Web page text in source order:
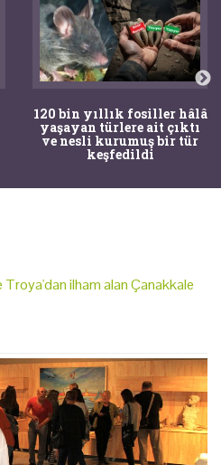
120 bin yıllık fosiller hâlâ
yaşayan türlere ait çıktı
ve nesli kurumuş bir tür
keşfedildi
ilham alan Çanakkale